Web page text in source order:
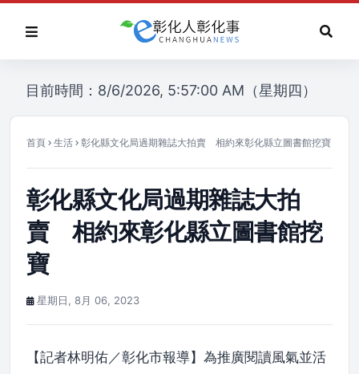
目前時間：8/6/2026, 5:57:00 AM（星期四）
首頁 生活 彰化縣文化局過期雜誌大拍賣 相約來彰化縣立圖書館挖寶
彰化縣文化局過期雜誌大拍
賣 相約來彰化縣立圖書館挖
寶
星期日, 8月 06, 2023
【記者林明佑／彰化市報導】為推廣閱讀風氣並活